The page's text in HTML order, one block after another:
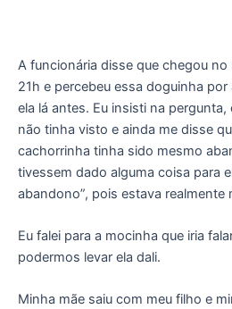
A funcionária disse que chegou
21h e percebeu essa doguinha
ela lá antes. Eu insisti na pergunta,
não tinha visto e ainda me disse
cachorrinha tinha sido mesmo
tivessem dado alguma coisa para
abandono”, pois estava realmente
Eu falei para a mocinha que iria
podermos levar ela dali.
Minha mãe saiu com meu filho e